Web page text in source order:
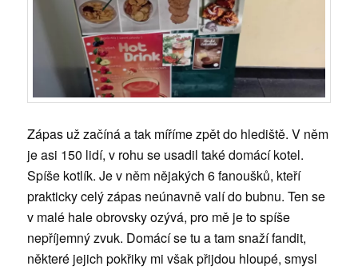
Zápas už začíná a tak míříme zpět do hlediště. V něm
je asi 150 lidí, v rohu se usadil také domácí kotel.
Spíše kotlík. Je v něm nějakých 6 fanoušků, kteří
prakticky celý zápas neúnavně valí do bubnu. Ten se
v malé hale obrovsky ozývá, pro mě je to spíše
nepříjemný zvuk. Domácí se tu a tam snaží fandit,
některé jejich pokřiky mi však přijdou hloupé, smysl